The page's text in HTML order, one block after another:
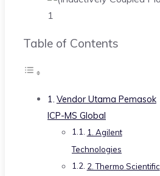
1
Table of Contents
Vendor Utama Pemasok
ICP-MS Global
1. Agilent
Technologies
2. Thermo Scientific